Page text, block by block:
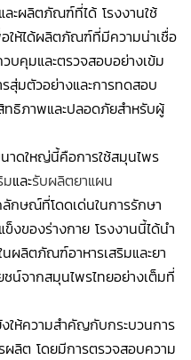
ะผลิตภัณฑ์ที่ได้ โรงงานใช้
ให้ได้ผลิตภัณฑ์ที่มีความน่าเชื่อ
บคุมและตรวจสอบอย่างเข้ม
สุ่มตัวอย่างและการทดสอบ
ธิภาพและปลอดภัยสำหรับผู้
าดใหญ่นี้คือการใช้สมุนไพร
มและรับผลิตยาแผน
กษณ์ที่โดดเด่นในการรักษา
งของร่างกาย โรงงานนี้ได้นำ
ผลิตภัณฑ์อาหารเสริมและยา
น์จากสมุนไพรไทยอย่างเต็มที่
ให้ความสำคัญกับกระบวนการ
ลิต โดยมีการตรวจสอบความ